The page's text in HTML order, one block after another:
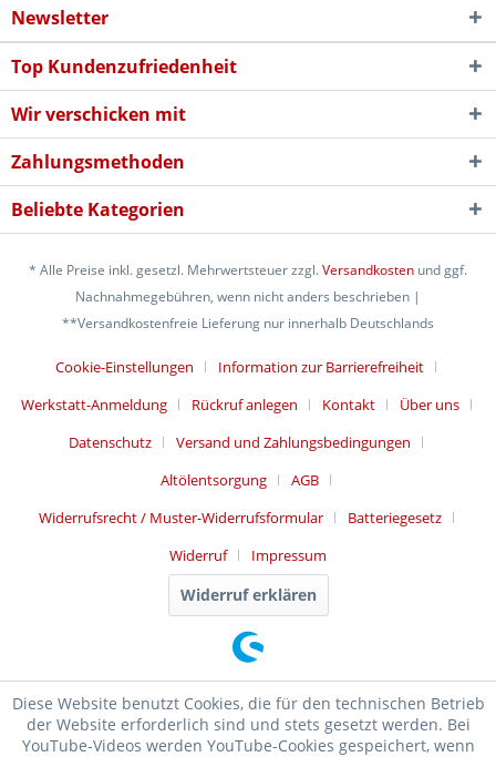
Newsletter
Top Kundenzufriedenheit
Wir verschicken mit
Zahlungsmethoden
Beliebte Kategorien
* Alle Preise inkl. gesetzl. Mehrwertsteuer zzgl.Versandkosten und ggf.
Nachnahmegebühren, wenn nicht anders beschrieben |
**Versandkostenfreie Lieferung nur innerhalb Deutschlands
Cookie-Einstellungen
Information zur Barrierefreiheit
Werkstatt-Anmeldung
Rückruf anlegen Kontakt
Über uns
Datenschutz
Versand und Zahlungsbedingungen
Altölentsorgung
AGB
Widerrufsrecht / Muster-Widerrufsformular
Batteriegesetz
Widerruf
Impressum
Widerruf erklären
Diese Website benutzt Cookies, die für den technischen Betrieb
der Website erforderlich sind und stets gesetzt werden. Bei
YouTube-Videos werden YouTube-Cookies gespeichert, wenn